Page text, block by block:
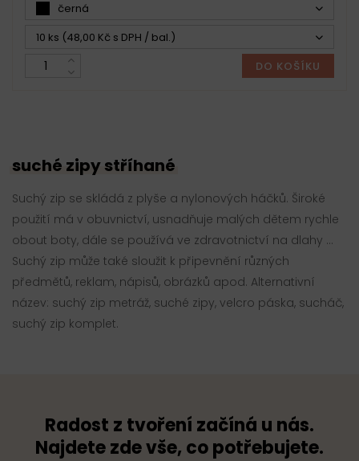
černá
10 ks (48,00 Kč s DPH / bal.)
DO KOŠÍKU
suché zipy stříhané
Suchý zip se skládá z plyše a nylonových háčků. Široké
použití má v obuvnictví, usnadňuje malých dětem rychle
obout boty, dále se používá ve zdravotnictví na dlahy ...
Suchý zip může také sloužit k připevnění různých
předmětů, reklam, nápisů, obrázků apod. Alternativní
název: suchý zip metráž, suché zipy, velcro páska, sucháč,
suchý zip komplet.
Radost z tvoření začíná u nás.
Najdete zde vše, co potřebujete.